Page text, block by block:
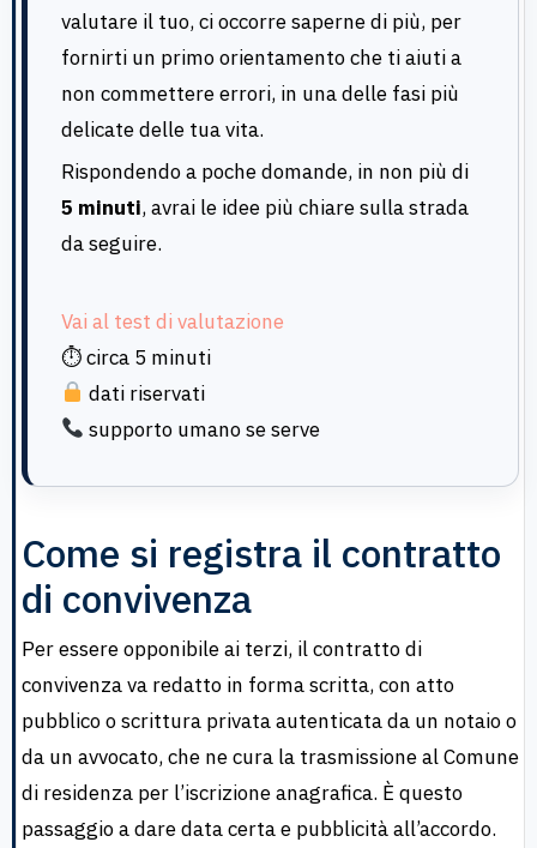
valutare il tuo, ci occorre saperne di più, per
fornirti un primo orientamento che ti aiuti a
non commettere errori, in una delle fasi più
delicate delle tua vita.
Rispondendo a poche domande, in non più di
5 minuti, avrai le idee più chiare sulla strada
da seguire.
Vai al test di valutazione
⏱ circa 5 minuti
dati riservati
supporto umano se serve
Come si registra il contratto
di convivenza
Per essere opponibile ai terzi, il contratto di
convivenza va redatto in forma scritta, con atto
pubblico o scrittura privata autenticata da un notaio o
da un avvocato, che ne cura la trasmissione al Comune
di residenza per l’iscrizione anagrafica. È questo
passaggio a dare data certa e pubblicità all’accordo.